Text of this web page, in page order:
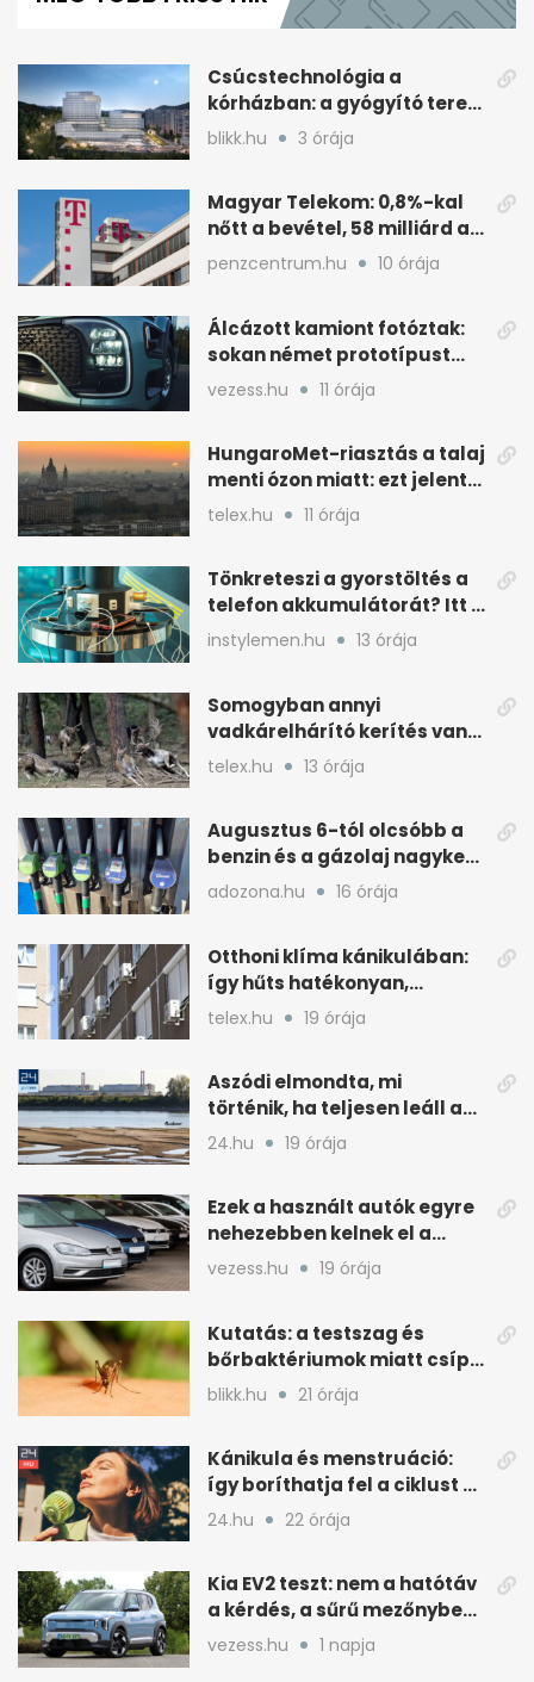
minutes,
Csúcstechnológia a
kórházban: a gyógyító terek
kulcsa az áramlás
blikk.hu 3 órája
Magyar Telekom: 0,8%-kal
nőtt a bevétel, 58 milliárd a
nyereség
penzcentrum.hu 10 órája
Álcázott kamiont fotóztak:
sokan német prototípust
sejtenek mögötte
vezess.hu 11 órája
HungaroMet-riasztás a talaj
menti ózon miatt: ezt jelenti
a gyakorlatban
telex.hu 11 órája
Tönkreteszi a gyorstöltés a
telefon akkumulátorát? Itt a
válasz
instylemen.hu 13 órája
Somogyban annyi
vadkárelhárító kerítés van,
kétszer körbeérné az
telex.hu 13 órája
Augusztus 6-tól olcsóbb a
benzin és a gázolaj nagyker
ára
adozona.hu 16 órája
Otthoni klíma kánikulában:
így hűts hatékonyan,
kevesebb árammal
telex.hu 19 órája
Aszódi elmondta, mi
történik, ha teljesen leáll a
paksi atomerőmű
24.hu 19 órája
Ezek a használt autók egyre
nehezebben kelnek el a
magyar piacon
vezess.hu 19 órája
Kutatás: a testszag és
bőrbaktériumok miatt csípik
inkább a szúnyogok
blikk.hu 21 órája
Kánikula és menstruáció:
így boríthatja fel a ciklust a
hőség
24.hu 22 órája
Kia EV2 teszt: nem a hatótáv
a kérdés, a sűrű mezőnyben
dől el
vezess.hu 1 napja